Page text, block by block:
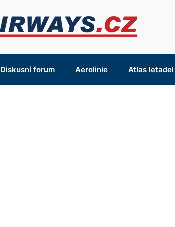
Diskusní forum Aerolinie Atlas letadel